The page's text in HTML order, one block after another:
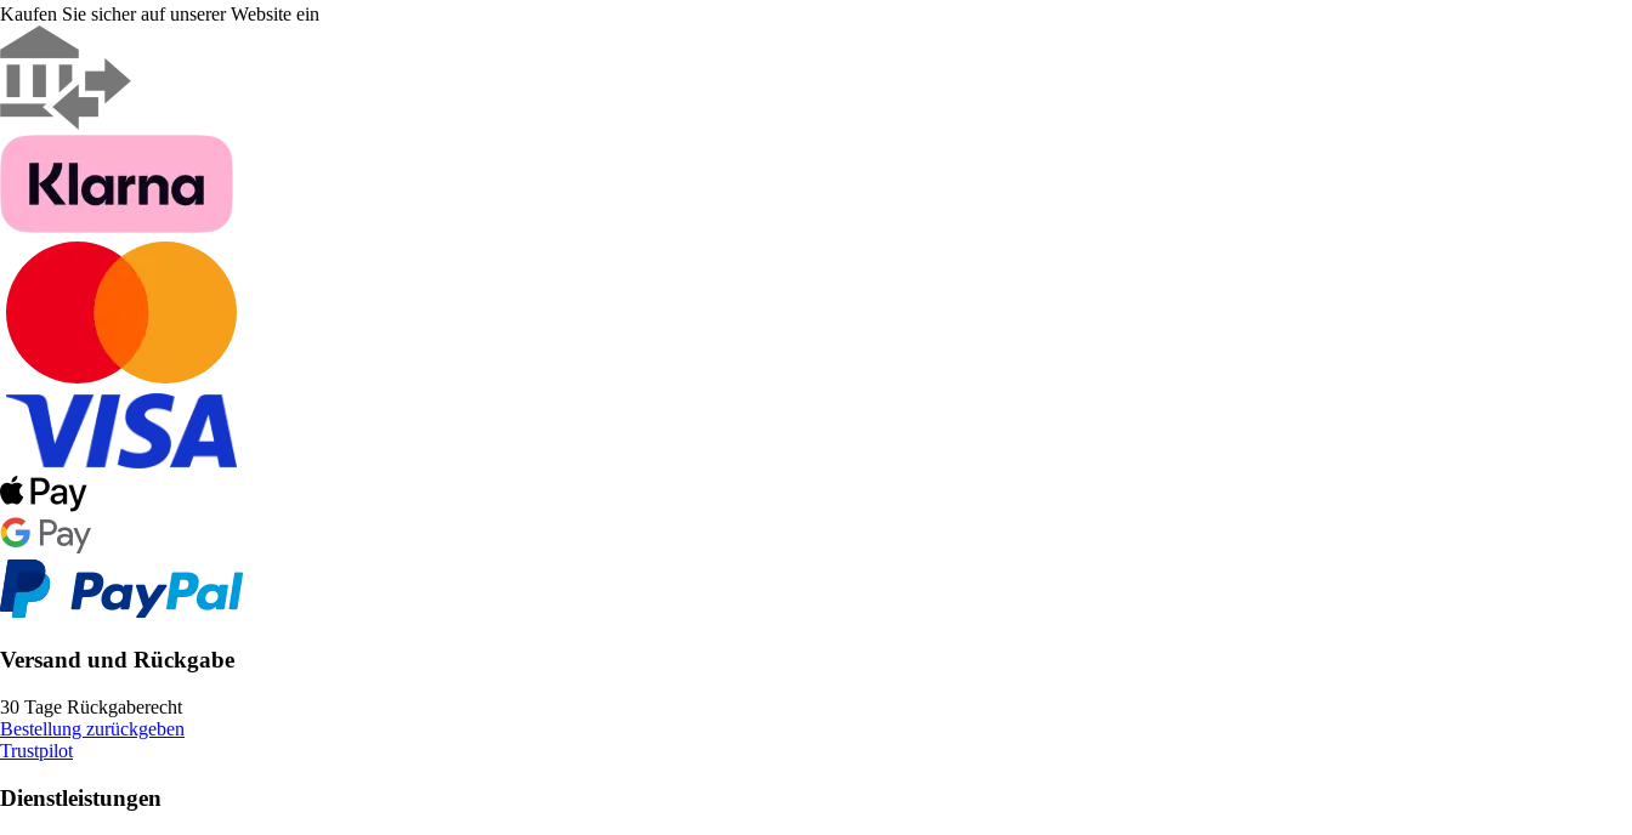
Kaufen Sie sicher auf unserer Website ein
Versand und Rückgabe
30 Tage Rückgaberecht
Bestellung zurückgeben
Trustpilot
Dienstleistungen